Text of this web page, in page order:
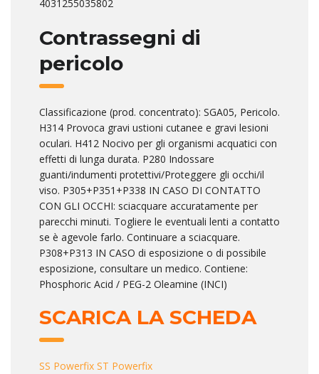
4031255035802
Contrassegni di
pericolo
Classificazione (prod. concentrato): SGA05, Pericolo.
H314 Provoca gravi ustioni cutanee e gravi lesioni
oculari. H412 Nocivo per gli organismi acquatici con
effetti di lunga durata. P280 Indossare
guanti/indumenti protettivi/Proteggere gli occhi/il
viso. P305+P351+P338 IN CASO DI CONTATTO
CON GLI OCCHI: sciacquare accuratamente per
parecchi minuti. Togliere le eventuali lenti a contatto
se è agevole farlo. Continuare a sciacquare.
P308+P313 IN CASO di esposizione o di possibile
esposizione, consultare un medico. Contiene:
Phosphoric Acid / PEG-2 Oleamine (INCI)
SCARICA LA SCHEDA
SS Powerfix ST Powerfix